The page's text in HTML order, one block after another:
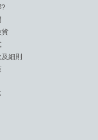
貨
細則